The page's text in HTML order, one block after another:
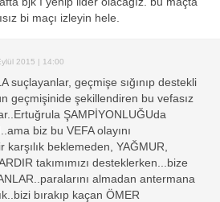
bi maçı izleyin hele.
2015 | 14:00
suçlayanlar, geçmişe sığınıp destekli
geçmişinide şekillendiren bu vefasız
ŞAMPİYONLUĞUda
biz bu VEFA olayını
beklemeden, YAĞMUR,
takımımızı desteklerken...bize
almadan antermana
bırakıp kaçan ÖMER